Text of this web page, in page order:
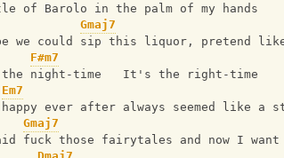
of Barolo in the palm of my hands
Gmaj7
we could sip this liquor, pretend
F#m7
the night-time   It's the right-time
Em7
happy ever after always seemed like a
Gmaj7
fuck those fairytales and now I want